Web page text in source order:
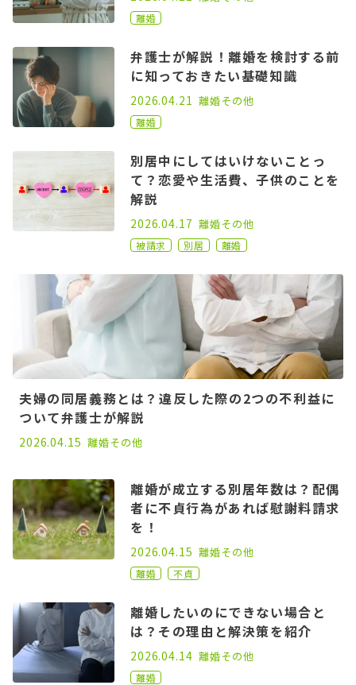
離婚
弁護士が解説！離婚を検討する前
に知っておきたい基礎知識
2020.10.21
2026.04.21 離婚その他
離婚
別居中にしてはいけないことっ
て？恋愛や生活費、子供のことを
解説
2021.01.25
2026.04.17 離婚その他
被請求 別居 離婚
夫婦の同居義務とは？違反した際の2つの不利益に
ついて弁護士が解説
2022.12.21
2026.04.15 離婚その他
離婚が成立する別居年数は？配偶
者に不貞行為があれば慰謝料請求
を！
2023.07.05
2026.04.15 離婚その他
離婚 不貞
離婚したいのにできない場合と
は？その理由と解決策を紹介
2021.05.26
2026.04.14 離婚その他
離婚